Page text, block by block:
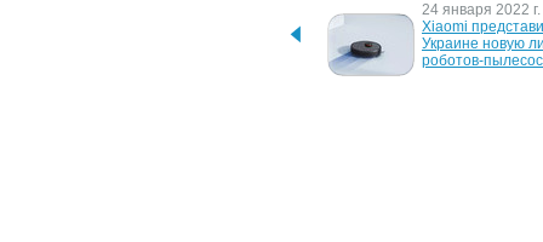
24 января 2022 г.
Xiaomi
Украине новую
роботов-